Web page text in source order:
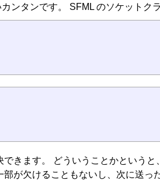
ンタンです。 SFML のソケットク
きます。 どういうことかという
が欠けることもないし、次に送っ